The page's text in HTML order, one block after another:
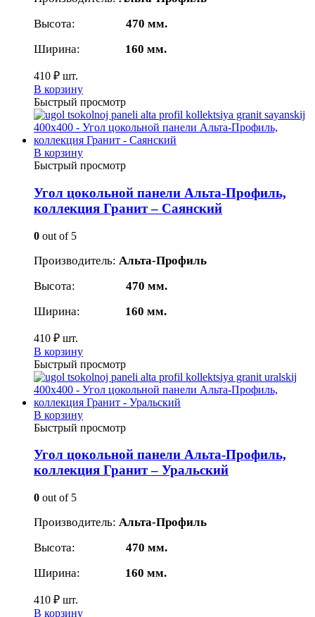
Высота: 470 мм.
Ширина: 160 мм.
410 ₽ шт.
В корзину
Быстрый просмотр
В корзину
Быстрый просмотр
Угол цокольной панели Альта-Профиль,
коллекция Гранит – Саянский
0 out of 5
Производитель: Альта-Профиль
Высота: 470 мм.
Ширина: 160 мм.
410 ₽ шт.
В корзину
Быстрый просмотр
В корзину
Быстрый просмотр
Угол цокольной панели Альта-Профиль,
коллекция Гранит – Уральский
0 out of 5
Производитель: Альта-Профиль
Высота: 470 мм.
Ширина: 160 мм.
410 ₽ шт.
В корзину